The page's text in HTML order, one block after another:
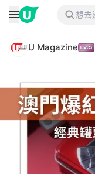
U Magazine